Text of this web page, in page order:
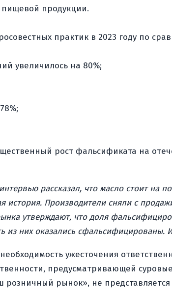
продукции.
практик в 2023 году по
увеличилось на 80%;
рост фальсификата на
рассказал, что масло стоит на
Производители сняли с
утверждают, что доля
них оказались сфальсифицированы.
ужесточения
предусматривающей
рынок», не